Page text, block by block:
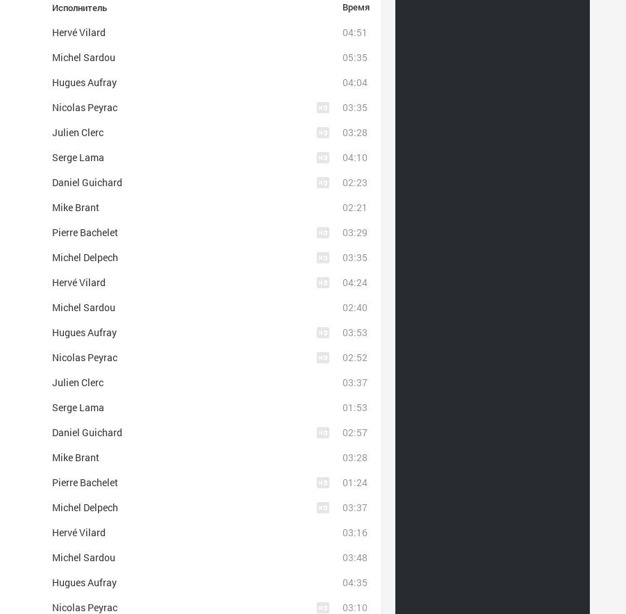
Исполнитель Время
Hervé Vilard
04:51
Michel Sardou
05:35
Hugues Aufray
04:04
Nicolas Peyrac
03:35
Julien Clerc
03:28
Serge Lama
04:10
Daniel Guichard
02:23
Mike Brant
02:21
Pierre Bachelet
03:29
Michel Delpech
03:35
Hervé Vilard
04:24
Michel Sardou
02:40
Hugues Aufray
03:53
Nicolas Peyrac
02:52
Julien Clerc
03:37
Serge Lama
01:53
Daniel Guichard
02:57
Mike Brant
03:28
Pierre Bachelet
01:24
Michel Delpech
03:37
Hervé Vilard
03:16
Michel Sardou
03:48
Hugues Aufray
04:35
Nicolas Peyrac
03:10